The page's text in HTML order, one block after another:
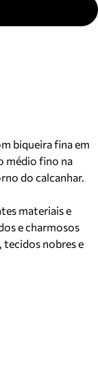
biqueira fina em
médio fino na
do calcanhar.
materiais e
e charmosos
tecidos nobres e